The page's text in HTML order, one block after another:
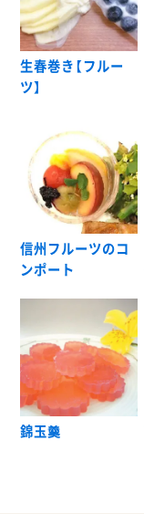
生春巻き【フルー
ツ】
信州フルーツのコ
ンポート
錦玉羹